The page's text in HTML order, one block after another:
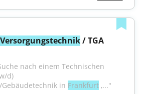
Versorgungstechnik / TGA
nach einem Technischen
/Gebäudetechnik in Frankfurt ,..."